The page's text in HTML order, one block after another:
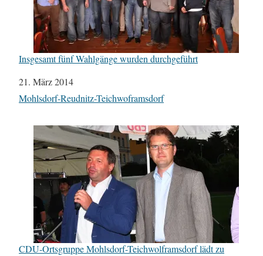
Insgesamt fünf Wahlgänge wurden durchgeführt
Datum
21. März 2014
In Bezug auf
Mohlsdorf-Reudnitz-Teichwoframsdorf
CDU-Ortsgruppe Mohlsdorf-Teichwolframsdorf lädt zu